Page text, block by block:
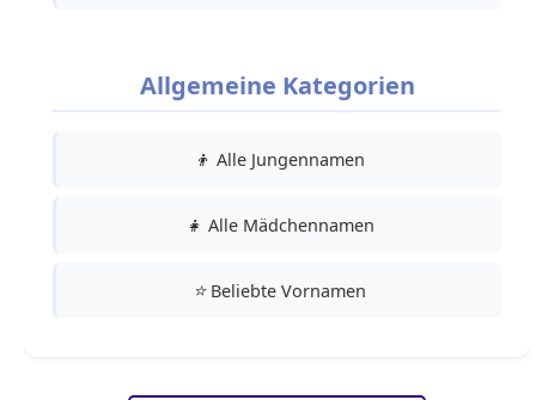
Allgemeine Kategorien
👦 Alle Jungennamen
👧 Alle Mädchennamen
⭐Beliebte Vornamen